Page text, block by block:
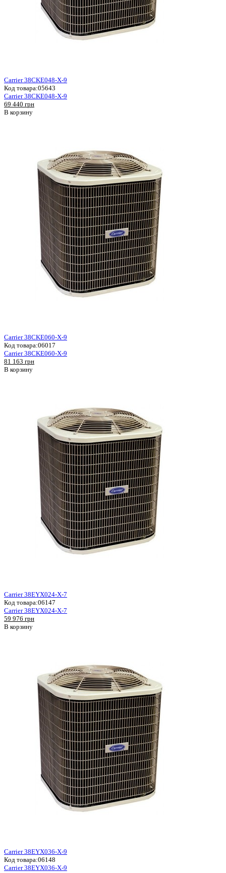
Carrier 38CKE048-X-9
Код товара:05643
Carrier 38CKE048-X-9
69 440 грн
В корзину
Carrier 38CKE060-X-9
Код товара:06017
Carrier 38CKE060-X-9
81 163 грн
В корзину
Carrier 38EYX024-X-7
Код товара:06147
Carrier 38EYX024-X-7
59 976 грн
В корзину
Carrier 38EYX036-X-9
Код товара:06148
Carrier 38EYX036-X-9